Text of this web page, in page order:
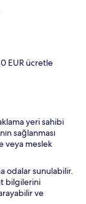
EUR ücretle
yeri sahibi
sağlanması
veya meslek
odalar sunulabilir.
bilgilerini
ve